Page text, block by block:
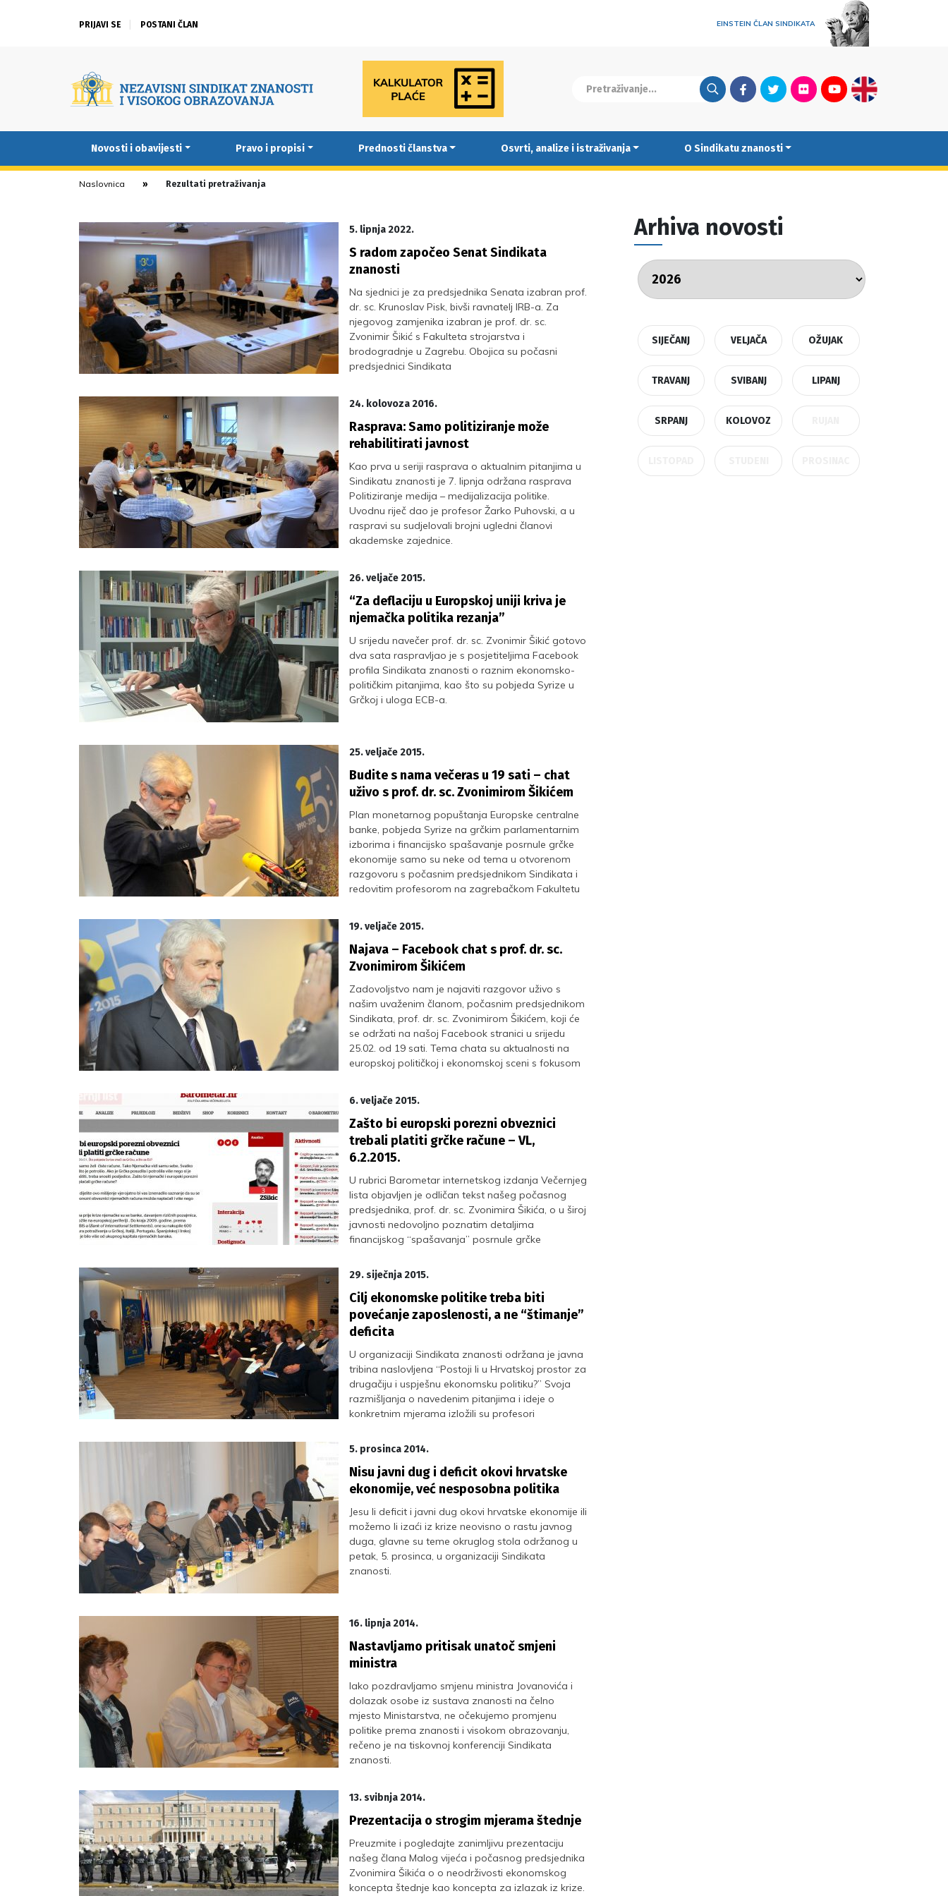
PRIJAVI SE POSTANI ČLAN EINSTEIN ČLAN SINDIKATA
FacebookTwitterFlickrYoutubeEnglish
Novosti i obavijesti Pravo i propisi Prednosti članstva Osvrti, analize i istraživanja O Sindikatu znanosti
Naslovnica Rezultati pretraživanja
5. lipnja 2022.
S radom započeo Senat Sindikata
znanosti
Na sjednici je za predsjednika Senata izabran prof.
dr. sc. Krunoslav Pisk, bivši ravnatelj IRB-a. Za
njegovog zamjenika izabran je prof. dr. sc.
Zvonimir Šikić s Fakulteta strojarstva i
brodogradnje u Zagrebu. Obojica su počasni
predsjednici Sindikata
24. kolovoza 2016.
Rasprava: Samo politiziranje može
rehabilitirati javnost
Kao prva u seriji rasprava o aktualnim pitanjima u
Sindikatu znanosti je 7. lipnja održana rasprava
Politiziranje medija – medijalizacija politike.
Uvodnu riječ dao je profesor Žarko Puhovski, a u
raspravi su sudjelovali brojni ugledni članovi
akademske zajednice.
26. veljače 2015.
“Za deflaciju u Europskoj uniji kriva je
njemačka politika rezanja”
U srijedu navečer prof. dr. sc. Zvonimir Šikić gotovo
dva sata raspravljao je s posjetiteljima Facebook
profila Sindikata znanosti o raznim ekonomsko-
političkim pitanjima, kao što su pobjeda Syrize u
Grčkoj i uloga ECB-a.
25. veljače 2015.
Budite s nama večeras u 19 sati – chat
uživo s prof. dr. sc. Zvonimirom Šikićem
Plan monetarnog popuštanja Europske centralne
banke, pobjeda Syrize na grčkim parlamentarnim
izborima i financijsko spašavanje posrnule grčke
ekonomije samo su neke od tema u otvorenom
razgovoru s počasnim predsjednikom Sindikata i
redovitim profesorom na zagrebačkom Fakultetu
Šikićem, koji će odgovarati na vaša pitanja i
komentare.
19. veljače 2015.
Najava – Facebook chat s prof. dr. sc.
Zvonimirom Šikićem
Zadovoljstvo nam je najaviti razgovor uživo s
našim uvaženim članom, počasnim predsjednikom
Sindikata, prof. dr. sc. Zvonimirom Šikićem, koji će
se održati na našoj Facebook stranici u srijedu
25.02. od 19 sati. Tema chata su aktualnosti na
europskoj političkoj i ekonomskoj sceni s fokusom
ekonomije te pobjedu Syrize na grčkim
parlamentarnim izborima.
6. veljače 2015.
Zašto bi europski porezni obveznici
trebali platiti grčke račune – VL,
6.2.2015.
U rubrici Barometar internetskog izdanja Večernjeg
lista objavljen je odličan tekst našeg počasnog
predsjednika, prof. dr. sc. Zvonimira Šikića, o u široj
javnosti nedovoljno poznatim detaljima
financijskog “spašavanja” posrnule grčke
situacije s onom u kojoj se našla Njemačka nakon
Drugog svjetskog rata.
29. siječnja 2015.
Cilj ekonomske politike treba biti
povećanje zaposlenosti, a ne “štimanje”
deficita
U organizaciji Sindikata znanosti održana je javna
tribina naslovljena “Postoji li u Hrvatskoj prostor za
drugačiju i uspješnu ekonomsku politiku?” Svoja
razmišljanja o navedenim pitanjima i ideje o
konkretnim mjerama izložili su profesori
dr. sc. Boris Cota i prof. dr. sc. Ljubo Jurčić, a
uvodničar tribine bio je naš počasni predsjednik,
prof. dr. sc. Zvonimir Šikić.
5. prosinca 2014.
Nisu javni dug i deficit okovi hrvatske
ekonomije, već nesposobna politika
Jesu li deficit i javni dug okovi hrvatske ekonomije ili
možemo li izaći iz krize neovisno o rastu javnog
duga, glavne su teme okruglog stola održanog u
petak, 5. prosinca, u organizaciji Sindikata
znanosti.
16. lipnja 2014.
Nastavljamo pritisak unatoč smjeni
ministra
Iako pozdravljamo smjenu ministra Jovanovića i
dolazak osobe iz sustava znanosti na čelno
mjesto Ministarstva, ne očekujemo promjenu
politike prema znanosti i visokom obrazovanju,
rečeno je na tiskovnoj konferenciji Sindikata
znanosti.
13. svibnja 2014.
Prezentacija o strogim mjerama štednje
Preuzmite i pogledajte zanimljivu prezentaciju
našeg člana Malog vijeća i počasnog predsjednika
Zvonimira Šikića o o neodrživosti ekonomskog
koncepta štednje kao koncepta za izlazak iz krize.
Arhiva novosti
SIJEČANJ VELJAČA OŽUJAK
TRAVANJ SVIBANJ LIPANJ
SRPANJ KOLOVOZ